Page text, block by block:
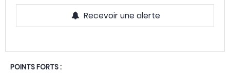
Recevoir une alerte
POINTS FORTS :